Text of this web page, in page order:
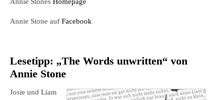
Annie Stones Homepage
Annie Stone auf Facebook
Lesetipp: „The Words unwritten“ von
Annie Stone
Josie und Liam